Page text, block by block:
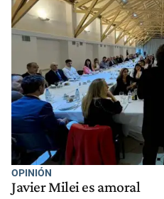
OPINIÓN
Javier Milei es amoral